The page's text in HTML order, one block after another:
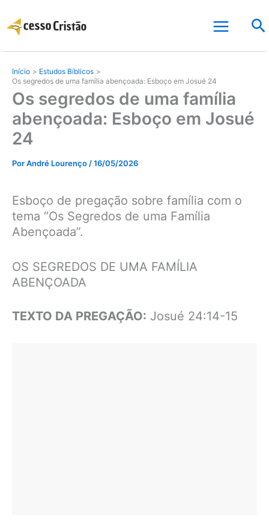
para
conteúdo
Início
Estudos Bíblicos
Os segredos de uma família abençoada: Esboço em Josué 24
Os segredos de uma família
abençoada: Esboço em Josué
24
PorAndré Lourenço /16/05/2026
Esboço de pregação sobre família com o
tema “Os Segredos de uma Família
Abençoada”.
OS SEGREDOS DE UMA FAMÍLIA
ABENÇOADA
TEXTO DA PREGAÇÃO: Josué 24:14-15